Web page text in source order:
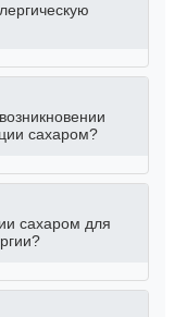
сахаром?
сахаром для